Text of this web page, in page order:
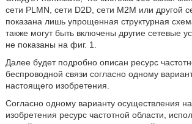
сети PLMN, сети D2D, сети М2М или другой
показана лишь упрощенная структурная
также могут быть включены другие сетевые
не показаны на фиг. 1.
Далее будет подробно описан ресурс
беспроводной связи согласно одному
настоящего изобретения.
Согласно одному варианту осуществления
изобретения ресурс частотной области,